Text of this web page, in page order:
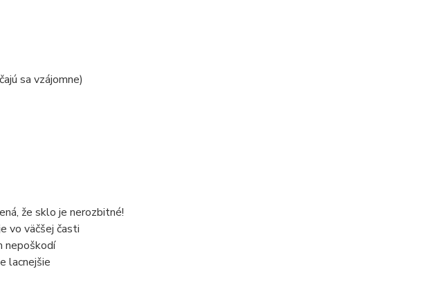
sa vzájomne)
že sklo je nerozbitné!
vo väčšej časti
nepoškodí
lacnejšie